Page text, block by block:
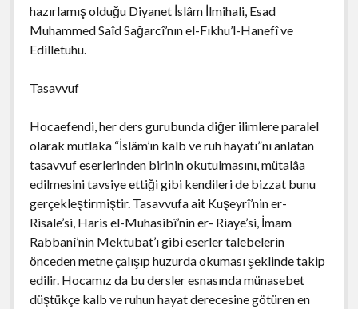
hazırlamış olduğu Diyanet İslâm İlmihali, Esad
Muhammed Saîd Sağarcî’nın el-Fıkhu’l-Hanefî ve
Edilletuhu.
Tasavvuf
Hocaefendi, her ders gurubunda diğer ilimlere paralel
olarak mutlaka “İslâm’ın kalb ve ruh hayatı”nı anlatan
tasavvuf eserlerinden birinin okutulmasını, mütalâa
edilmesini tavsiye ettiği gibi kendileri de bizzat bunu
gerçekleştirmiştir. Tasavvufa ait Kuşeyrî’nin er-
Risale’si, Haris el-Muhasibî’nin er- Riaye’si, İmam
Rabbanî’nin Mektubat’ı gibi eserler talebelerin
önceden metne çalışıp huzurda okuması şeklinde takip
edilir. Hocamız da bu dersler esnasında münasebet
düştükçe kalb ve ruhun hayat derecesine götüren en